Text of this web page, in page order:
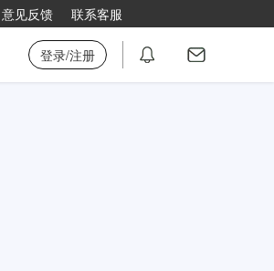
意见反馈 联系客服
登录/注册